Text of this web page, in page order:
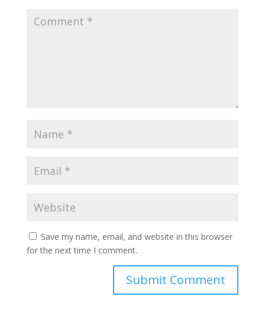
Save my name, email, and website in this browser
for the next time I comment.